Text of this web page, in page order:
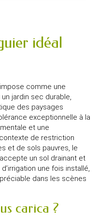
idéal
comme une
jardin sec durable,
des paysages
exceptionnelle à la
et une
de restriction
et de sols pauvres, le
un sol drainant et
une fois installé,
dans les scènes
carica ?